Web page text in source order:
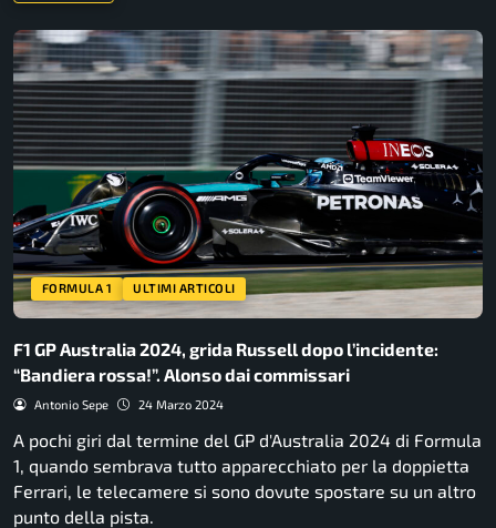
FORMULA 1 ULTIMI ARTICOLI
F1 GP Australia 2024, grida Russell dopo l’incidente:
“Bandiera rossa!”. Alonso dai commissari
Antonio Sepe 24 Marzo 2024
A pochi giri dal termine del GP d'Australia 2024 di Formula
1, quando sembrava tutto apparecchiato per la doppietta
Ferrari, le telecamere si sono dovute spostare su un altro
punto della pista.